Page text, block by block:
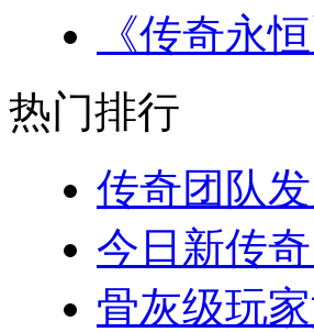
《传奇永
热门排行
传奇团队
今日新传
骨灰级玩